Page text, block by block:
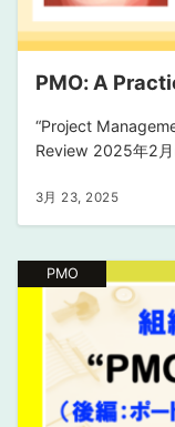
PMO: A
“Project
Review 2025年2
3月 23, 2025
PMO